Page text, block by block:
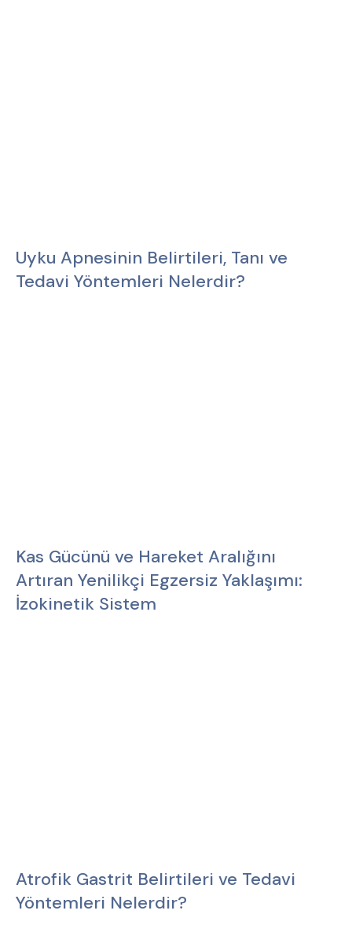
Uyku Apnesinin Belirtileri, Tanı ve
Tedavi Yöntemleri Nelerdir?
Kas Gücünü ve Hareket Aralığını
Artıran Yenilikçi Egzersiz Yaklaşımı:
İzokinetik Sistem
Atrofik Gastrit Belirtileri ve Tedavi
Yöntemleri Nelerdir?